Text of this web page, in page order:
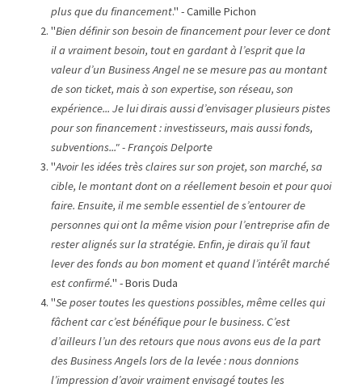
plus que du financement." - Camille Pichon
"Bien définir son besoin de financement pour lever ce dont
il a vraiment besoin, tout en gardant à l’esprit que la
valeur d’un Business Angel ne se mesure pas au montant
de son ticket, mais à son expertise, son réseau, son
expérience... Je lui dirais aussi d’envisager plusieurs pistes
pour son financement : investisseurs, mais aussi fonds,
subventions..." - François Delporte
"Avoir les idées très claires sur son projet, son marché, sa
cible, le montant dont on a réellement besoin et pour quoi
faire. Ensuite, il me semble essentiel de s’entourer de
personnes qui ont la même vision pour l’entreprise afin de
rester alignés sur la stratégie. Enfin, je dirais qu’il faut
lever des fonds au bon moment et quand l’intérêt marché
est confirmé." - Boris Duda
"Se poser toutes les questions possibles, même celles qui
fâchent car c’est bénéfique pour le business. C’est
d’ailleurs l’un des retours que nous avons eus de la part
des Business Angels lors de la levée : nous donnions
l’impression d’avoir vraiment envisagé toutes les